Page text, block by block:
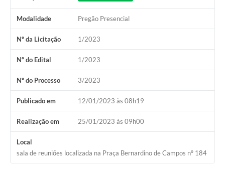
Modalidade Pregão Presencial
Nº da Licitação 1/2023
Nº do Edital 1/2023
Nº do Processo 3/2023
Publicado em 12/01/2023 às 08h19
Realização em 25/01/2023 às 09h00
Local
sala de reuniões localizada na Praça Bernardino de Campos nº 184